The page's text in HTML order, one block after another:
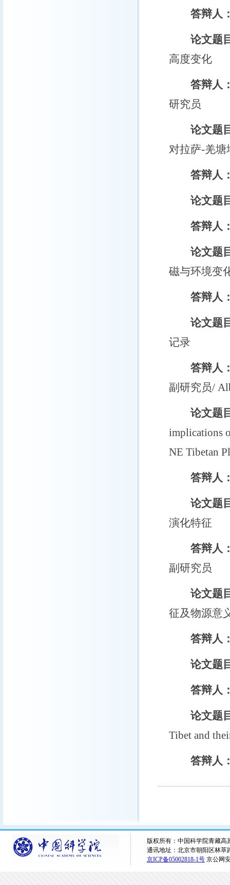
答辩人
论文题
高度变化
答辩人
研究员
论文题
对拉萨-羌塘
答辩人
论文题
答辩人
论文题
磁与环境变
答辩人
论文题
记录
答辩人
副研究员/
论文题
implications
NE Tibetan
答辩人
论文题
演化特征
答辩人
副研究员
论文题
征及物源意
答辩人
论文题
答辩人
论文题
Tibet and
答辩人
版权所有：中国科学院青藏高
通讯地址：北京市朝阳区林萃
京ICP备05002818-1号 京公网